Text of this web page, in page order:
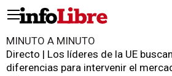
MINUTO A MINUTO
Directo | Los líderes de la UE
diferencias para intervenir el